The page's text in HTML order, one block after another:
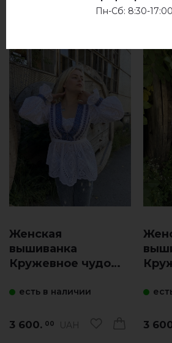
РЕКОМЕНДУЕМЫЕ
Женская
вышиванка
Кружевное чудо
есть в наличии
3 600. 00 UAH 3
Пн-Сб: 8:30-17:00